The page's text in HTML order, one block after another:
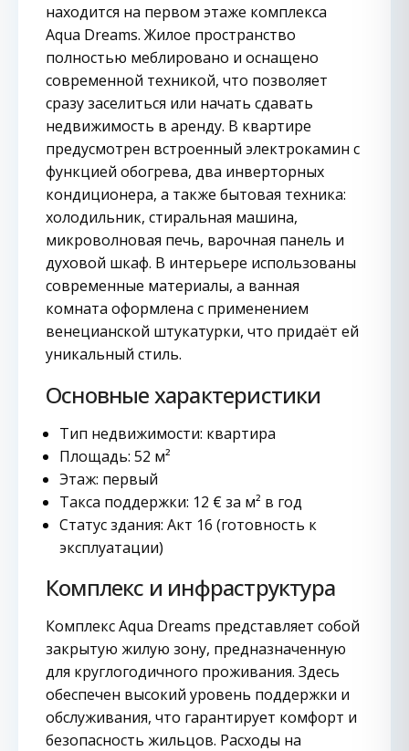
находится на первом этаже комплекса
Aqua Dreams. Жилое пространство
полностью меблировано и оснащено
современной техникой, что позволяет
сразу заселиться или начать сдавать
недвижимость в аренду. В квартире
предусмотрен встроенный электрокамин с
функцией обогрева, два инверторных
кондиционера, а также бытовая техника:
холодильник, стиральная машина,
микроволновая печь, варочная панель и
духовой шкаф. В интерьере использованы
современные материалы, а ванная
комната оформлена с применением
венецианской штукатурки, что придаёт ей
уникальный стиль.
Основные характеристики
Тип недвижимости: квартира
Площадь: 52 м²
Этаж: первый
Такса поддержки: 12 € за м² в год
Статус здания: Акт 16 (готовность к
эксплуатации)
Комплекс и инфраструктура
Комплекс Aqua Dreams представляет собой
закрытую жилую зону, предназначенную
для круглогодичного проживания. Здесь
обеспечен высокий уровень поддержки и
обслуживания, что гарантирует комфорт и
безопасность жильцов. Расходы на